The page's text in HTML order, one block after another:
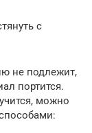
с
не подлежит,
портится.
можно